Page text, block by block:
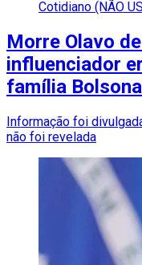
Cotidiano (NÃO
Morre Olavo
influenciador
família
Informação foi
não foi revelada